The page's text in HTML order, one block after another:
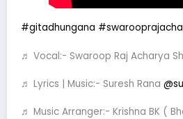
#gitadhungana
♬ Vocal:- Swaroop Raj Acharya
♬ Lyrics | Music:- Suresh Rana
♬ Music Arranger:- Krishna BK (